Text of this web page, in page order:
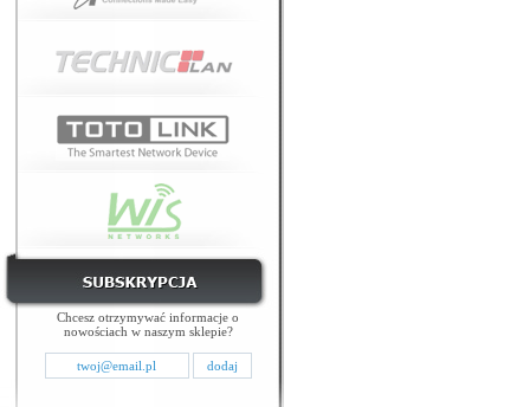
Chcesz otrzymywać informacje o
nowościach w naszym sklepie?